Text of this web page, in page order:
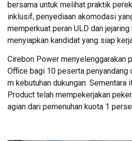
bersama untuk melihat praktik
inklusif, penyediaan akomodasi
memperkuat peran ULD dan
menyiapkan kandidat yang siap
Cirebon Power menyelenggarakan
Office bagi 10 peserta penyandang
m kebutuhan dukungan. Sementara
Product telah mempekerjakan
agian dari pemenuhan kuota 1